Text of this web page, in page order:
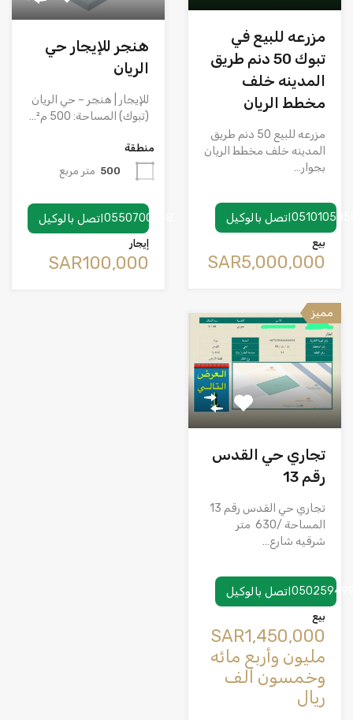
مزرعه للبيع في
تبوك 50 دنم طريق
المدينه خلف
مخطط الريان
مزرعه للبيع 50 دنم طريق
المدينه خلف مخطط الريان
بجوار…
اتصل بالوكيل
بيع
‪SAR5,000,000
هنجر للإيجار حي
الريان
للإيجار | هنجر – حي الريان
(تبوك) المساحة: 500 م²…
منطقة
500 متر مربع
اتصل بالوكيل0550700748
إيجار
‪SAR100,000
مميز
تجاري حي القدس
رقم 13
تجاري حي القدس رقم 13
المساحة /630 متر
شرقيه شارع…
اتصل بالوكيل
بيع
‪SAR1,450,000
مليون وأربع مائه
وخمسون الف
ريال